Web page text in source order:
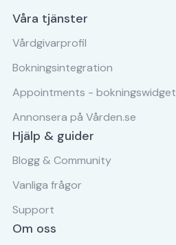
Våra tjänster
Vårdgivarprofil
Bokningsintegration
Appointments - bokningswidget
Annonsera på Vården.se
Hjälp & guider
Blogg & Community
Vanliga frågor
Support
Om oss